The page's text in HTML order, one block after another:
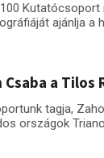
Kutatócsoport
ajánlja a
Csaba a Tilos
tagja,
országok